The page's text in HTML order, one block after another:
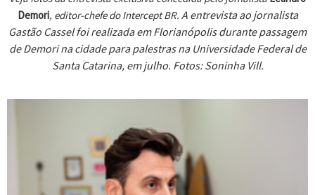
Demori, editor-chefe do Intercept BR. A entrevista ao jornalista
Gastão Cassel foi realizada em Florianópolis durante passagem
de Demori na cidade para palestras na Universidade Federal de
Santa Catarina, em julho. Fotos: Soninha Vill.